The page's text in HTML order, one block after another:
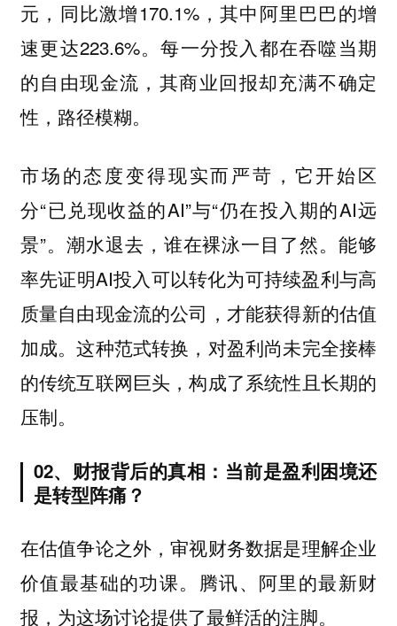
元，同比激增170.1%，其中阿里巴巴的增
速更达223.6%。每一分投入都在吞噬当期
的自由现金流，其商业回报却充满不确定
性，路径模糊。
市场的态度变得现实而严苛，它开始区
分“已兑现收益的AI”与“仍在投入期的AI远
景”。潮水退去，谁在裸泳一目了然。能够
率先证明AI投入可以转化为可持续盈利与高
质量自由现金流的公司，才能获得新的估值
加成。这种范式转换，对盈利尚未完全接棒
的传统互联网巨头，构成了系统性且长期的
压制。
02、财报背后的真相：当前是盈利困境还
是转型阵痛？
在估值争论之外，审视财务数据是理解企业
价值最基础的功课。腾讯、阿里的最新财
报，为这场讨论提供了最鲜活的注脚。